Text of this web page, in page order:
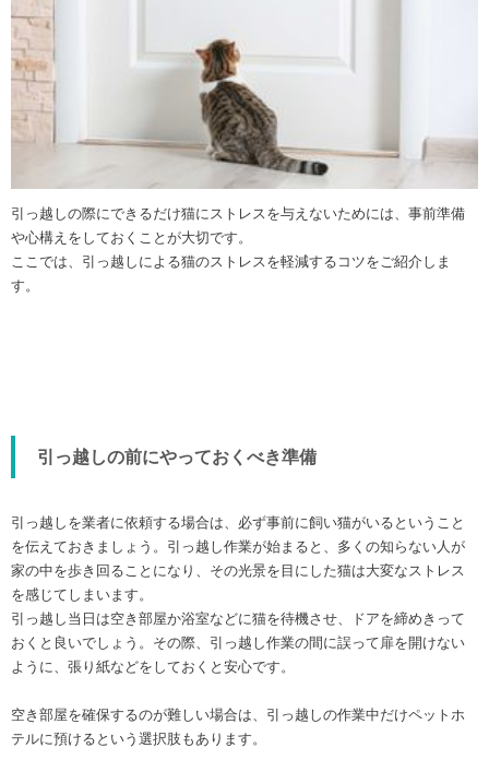
引っ越しの際にできるだけ猫にストレスを与えないためには、事前準備
や心構えをしておくことが大切です。
ここでは、引っ越しによる猫のストレスを軽減するコツをご紹介しま
す。
引っ越しの前にやっておくべき準備
引っ越しを業者に依頼する場合は、必ず事前に飼い猫がいるということ
を伝えておきましょう。引っ越し作業が始まると、多くの知らない人が
家の中を歩き回ることになり、その光景を目にした猫は大変なストレス
を感じてしまいます。
引っ越し当日は空き部屋か浴室などに猫を待機させ、ドアを締めきって
おくと良いでしょう。その際、引っ越し作業の間に誤って扉を開けない
ように、張り紙などをしておくと安心です。
空き部屋を確保するのが難しい場合は、引っ越しの作業中だけペットホ
テルに預けるという選択肢もあります。